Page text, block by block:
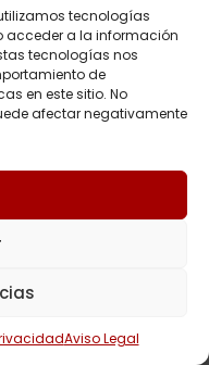
tecnologías
a la información
tecnologías nos
de
en este sitio. No
afectar negativamente
Aviso Legal
| Diseñado por Wepro